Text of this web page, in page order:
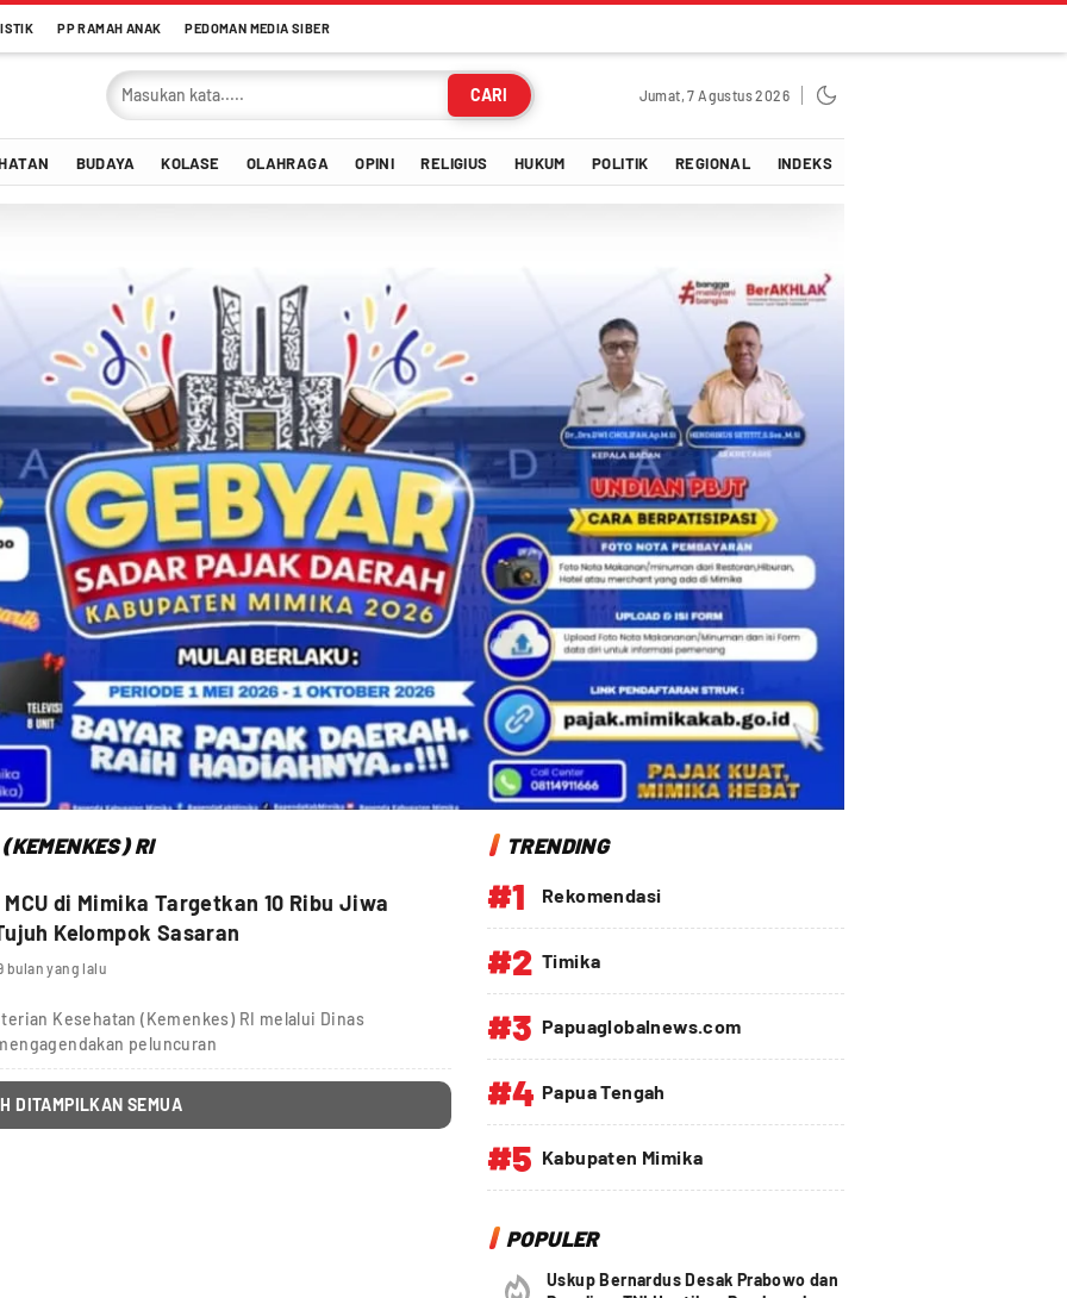
PP RAMAH ANAK PEDOMAN MEDIA SIBER
CARI Jumat, 7 Agustus 2026
BUDAYA KOLASE OLAHRAGA OPINI RELIGIUS HUKUM POLITIK REGIONAL INDEKS
RI
di Mimika Targetkan 10 Ribu Jiwa
Kelompok Sasaran
bulan yang lalu
Kesehatan (Kemenkes) RI melalui Dinas
peluncuran
DITAMPILKAN SEMUA
TRENDING
#1 Rekomendasi
#2 Timika
#3 Papuaglobalnews.com
#4 Papua Tengah
#5 Kabupaten Mimika
POPULER
Uskup Bernardus Desak Prabowo dan